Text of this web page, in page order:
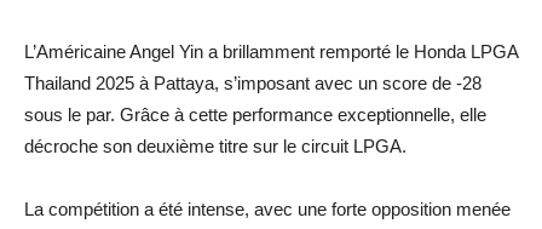
L’Américaine Angel Yin a brillamment remporté le Honda LPGA
Thailand 2025 à Pattaya, s’imposant avec un score de -28
sous le par. Grâce à cette performance exceptionnelle, elle
décroche son deuxième titre sur le circuit LPGA.
La compétition a été intense, avec une forte opposition menée